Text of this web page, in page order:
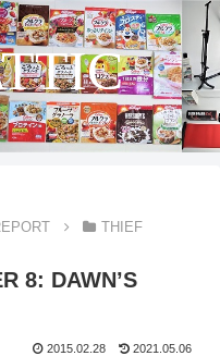
THIEF
8: DAWN’S
2015.02.28 2021.05.06